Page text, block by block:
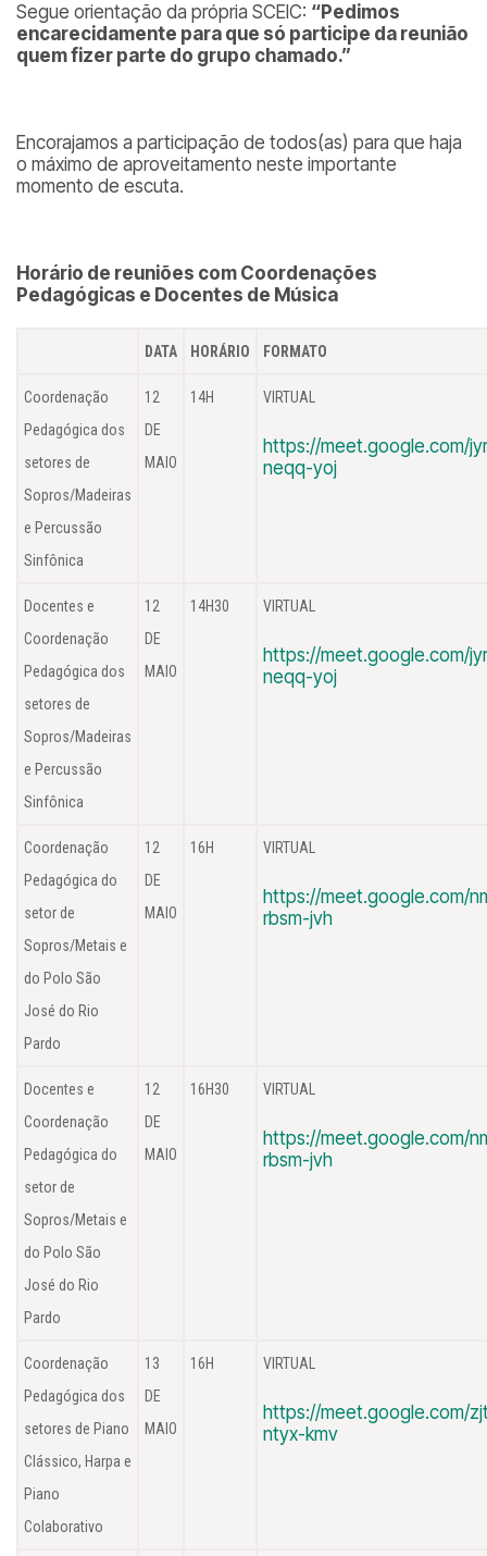
Segue orientação da própria SCEIC: “Pedimos
encarecidamente para que só participe da reunião
quem fizer parte do grupo chamado.”
Encorajamos a participação de todos(as) para que haja
o máximo de aproveitamento neste importante
momento de escuta.
Horário de reuniões com Coordenações
Pedagógicas e Docentes de Música
DATA HORÁRIO FORMATO
Coordenação
Pedagógica dos
setores de
Sopros/Madeiras
e Percussão
Sinfônica
12
DE
MAIO
14H VIRTUAL
https://meet.google.com/
neqq-yoj
Docentes e
Coordenação
Pedagógica dos
setores de
Sopros/Madeiras
e Percussão
Sinfônica
12
DE
MAIO
14H30 VIRTUAL
https://meet.google.com/
neqq-yoj
Coordenação
Pedagógica do
setor de
Sopros/Metais e
do Polo São
José do Rio
Pardo
12
DE
MAIO
16H VIRTUAL
https://meet.google.com/
rbsm-jvh
Docentes e
Coordenação
Pedagógica do
setor de
Sopros/Metais e
do Polo São
José do Rio
Pardo
12
DE
MAIO
16H30 VIRTUAL
https://meet.google.com/
rbsm-jvh
Coordenação
Pedagógica dos
setores de Piano
Clássico, Harpa e
Piano
Colaborativo
13
DE
MAIO
16H VIRTUAL
https://meet.google.com/
ntyx-kmv